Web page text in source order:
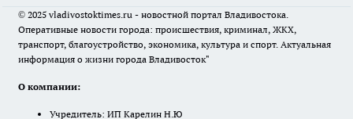
© 2025 vladivostoktimes.ru - новостной портал Владивостока.
Оперативные новости города: происшествия, криминал, ЖКХ,
транспорт, благоустройство, экономика, культура и спорт. Актуальная
информация о жизни города Владивосток"
О компании:
Учредитель: ИП Карелин Н.Ю